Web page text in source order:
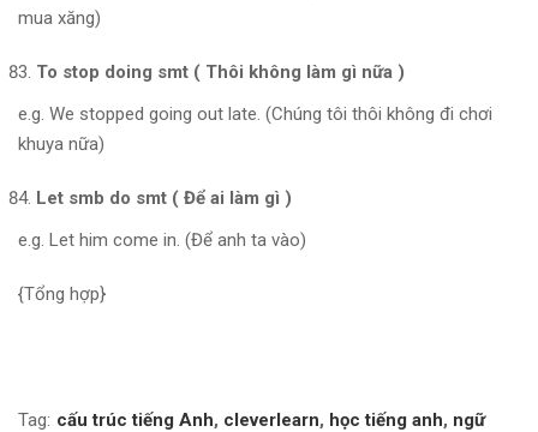
mua xăng)
To stop doing smt ( Thôi không làm gì nữa )
e.g. We stopped going out late. (Chúng tôi thôi không đi chơi
khuya nữa)
Let smb do smt ( Để ai làm gì )
e.g. Let him come in. (Để anh ta vào)
{Tổng hợp}
Tag: cấu trúc tiếng Anh, cleverlearn, học tiếng anh, ngữ